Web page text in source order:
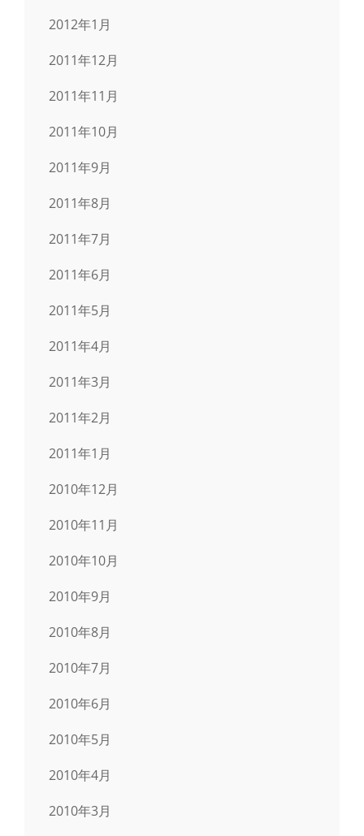
2012年1月
2011年12月
2011年11月
2011年10月
2011年9月
2011年8月
2011年7月
2011年6月
2011年5月
2011年4月
2011年3月
2011年2月
2011年1月
2010年12月
2010年11月
2010年10月
2010年9月
2010年8月
2010年7月
2010年6月
2010年5月
2010年4月
2010年3月